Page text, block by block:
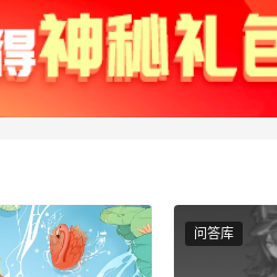
问答库